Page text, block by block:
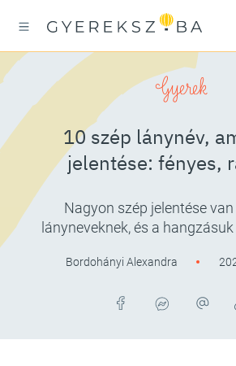
Gyerek
10 szép lánynév,
jelentése: fényes,
Nagyon szép jelentése
lányneveknek, és a
Bordohányi Alexandra